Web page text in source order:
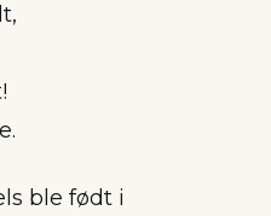
ble født i